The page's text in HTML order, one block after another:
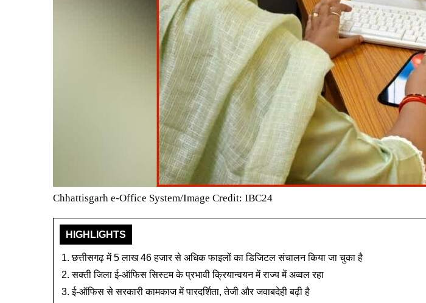
Chhattisgarh e-Office System/Image Credit: IBC24
HIGHLIGHTS
छत्तीसगढ़ में 5 लाख 46 हजार से अधिक फाइलों का डिजिटल संचालन किया जा चुका है
सक्ती जिला ई-ऑफिस सिस्टम के प्रभावी क्रियान्वयन में राज्य में अव्वल रहा
ई-ऑफिस से सरकारी कामकाज में पारदर्शिता, तेजी और जवाबदेही बढ़ी है